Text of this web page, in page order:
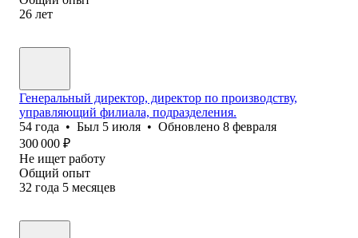
26 лет
Генеральный директор, директор по производству,
управляющий филиала, подразделения.
54 года • Был 5 июля • Обновлено 8 февраля
300 000 ₽
Не ищет работу
Общий опыт
32 года 5 месяцев